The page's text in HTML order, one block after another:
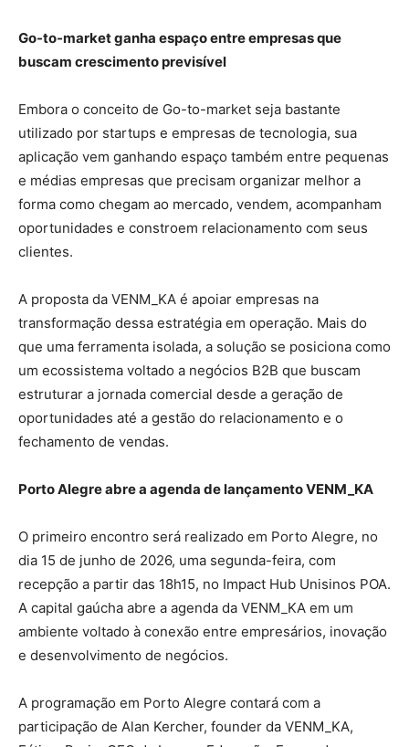
Go-to-market ganha espaço entre empresas que
buscam crescimento previsível
Embora o conceito de Go-to-market seja bastante
utilizado por startups e empresas de tecnologia, sua
aplicação vem ganhando espaço também entre pequenas
e médias empresas que precisam organizar melhor a
forma como chegam ao mercado, vendem, acompanham
oportunidades e constroem relacionamento com seus
clientes.
A proposta da VENM_KA é apoiar empresas na
transformação dessa estratégia em operação. Mais do
que uma ferramenta isolada, a solução se posiciona como
um ecossistema voltado a negócios B2B que buscam
estruturar a jornada comercial desde a geração de
oportunidades até a gestão do relacionamento e o
fechamento de vendas.
Porto Alegre abre a agenda de lançamento VENM_KA
O primeiro encontro será realizado em Porto Alegre, no
dia 15 de junho de 2026, uma segunda-feira, com
recepção a partir das 18h15, no Impact Hub Unisinos POA.
A capital gaúcha abre a agenda da VENM_KA em um
ambiente voltado à conexão entre empresários, inovação
e desenvolvimento de negócios.
A programação em Porto Alegre contará com a
participação de Alan Kercher, founder da VENM_KA,